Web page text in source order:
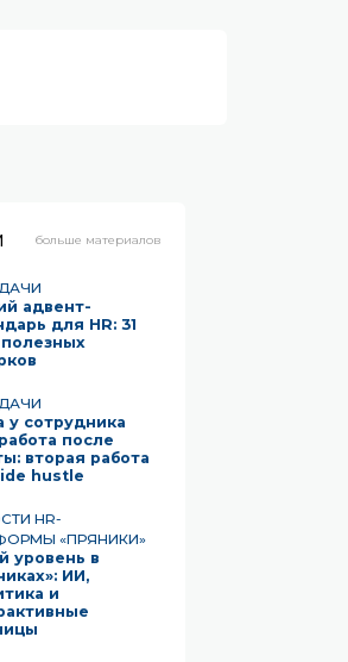
больше материалов
адвент-
для HR: 31
у сотрудника
после
вторая работа
hustle
HR-
«ПРЯНИКИ»
уровень в
ИИ,
и